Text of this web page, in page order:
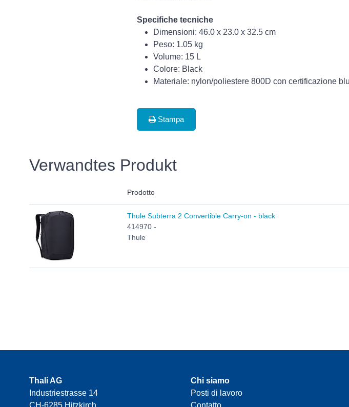
Specifiche tecniche
Dimensioni: 46.0 x 23.0 x 32.5 cm
Peso: 1.05 kg
Volume: 15 L
Colore: Black
Materiale: nylon/poliestere 800D con certificazione
Stampa
Verwandtes Produkt
Prodotto
Thule Subterra 2 Convertible Carry-on - black
414970 -
Thule
Thali AG
Industriestrasse 14
Chi siamo
Posti di lavoro